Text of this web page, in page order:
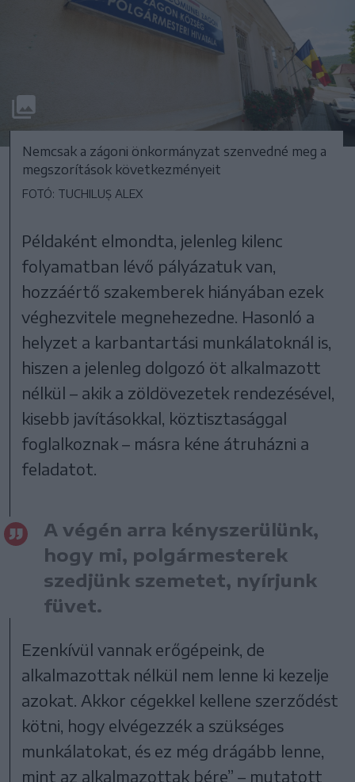
Nemcsak a zágoni önkormányzat szenvedné meg a
megszorítások következményeit
FOTÓ: TUCHILUȘ ALEX
Példaként elmondta, jelenleg kilenc
folyamatban lévő pályázatuk van,
hozzáértő szakemberek hiányában ezek
véghezvitele megnehezedne. Hasonló a
helyzet a karbantartási munkálatoknál is,
hiszen a jelenleg dolgozó öt alkalmazott
nélkül – akik a zöldövezetek rendezésével,
kisebb javításokkal, köztisztasággal
foglalkoznak – másra kéne átruházni a
feladatot.
A végén arra kényszerülünk,
hogy mi, polgármesterek
szedjünk szemetet, nyírjunk
füvet.
Ezenkívül vannak erőgépeink, de
alkalmazottak nélkül nem lenne ki kezelje
azokat. Akkor cégekkel kellene szerződést
kötni, hogy elvégezzék a szükséges
munkálatokat, és ez még drágább lenne,
mint az alkalmazottak bére” – mutatott